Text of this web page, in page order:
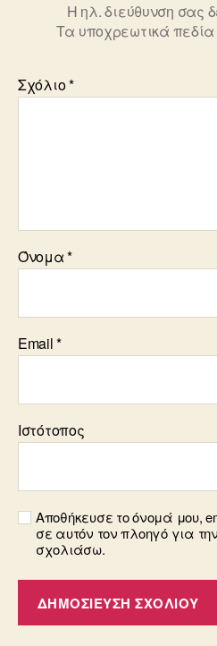
Η ηλ. διεύθυνση σας
Τα υποχρεωτικά
Σχόλιο*
Όνομα*
Email*
Ιστότοπος
Αποθήκευσε το όνομά μου,
σε αυτόν τον πλοηγό για
σχολιάσω.